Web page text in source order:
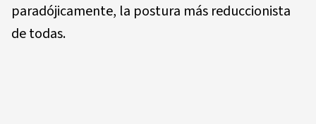
paradójicamente, la postura más reduccionista
de todas.